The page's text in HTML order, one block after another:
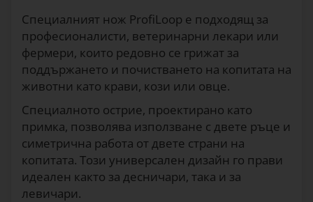
Специалният нож ProfiLoop е подходящ за
професионалисти, ветеринарни лекари или
фермери, които редовно се грижат за
поддържането и почистването на копитата на
животни като крави, кози или овце.
Специалното острие, проектирано като
примка, позволява използване с двете ръце и
симетрична работа от двете страни на
копитата. Този универсален дизайн го прави
идеален както за десничари, така и за
левичари.